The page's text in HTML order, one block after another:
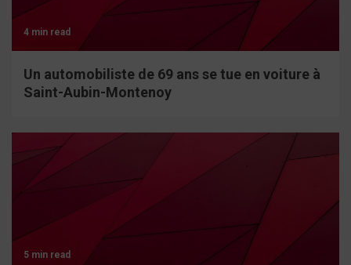
4 min read
Un automobiliste de 69 ans se tue en voiture à
Saint-Aubin-Montenoy
5 min read